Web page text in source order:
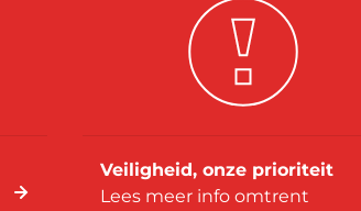
Veiligheid, onze prioriteit
Lees meer info omtrent